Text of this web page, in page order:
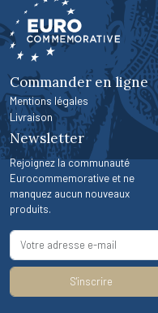
Commander en ligne
Mentions légales
Livraison
Newsletter
Rejoignez la communauté
Eurocommemorative et ne
manquez aucun nouveaux
produits.